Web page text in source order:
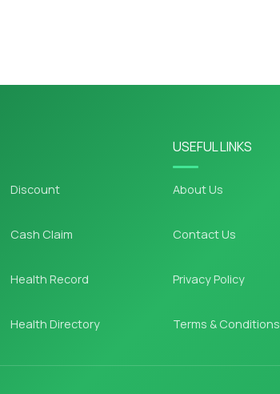
Discount
Cash Claim
Health Record
Health Directory
USEFUL LINKS
About Us
Contact Us
Privacy Policy
Terms & Conditions